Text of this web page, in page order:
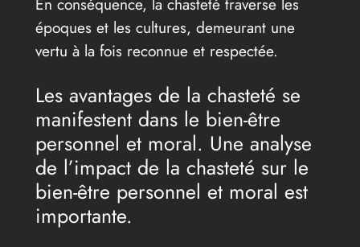
époques et les cultures, demeurant une
vertu à la fois reconnue et respectée.
Les avantages de la chasteté se
manifestent dans le bien-être
personnel et moral. Une analyse
de l’impact de la chasteté sur le
bien-être personnel et moral est
importante.